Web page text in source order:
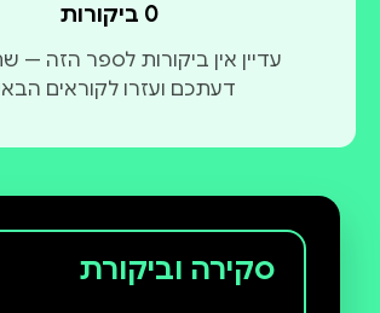
0 ביקורות
עדיין אין ביקורות לספר הזה —
דעתכם ועזרו לקוראים
סקירה וביקורת